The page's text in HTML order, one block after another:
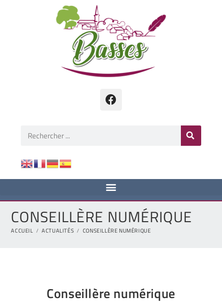
CONSEILLÈRE NUMÉRIQUE
ACCUEIL / ACTUALITÉS / CONSEILLÈRE NUMÉRIQUE
Conseillère numérique